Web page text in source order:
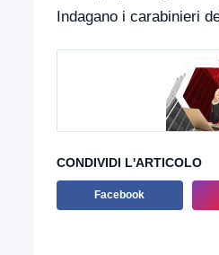
Indagano i carabinieri
CONDIVIDI L'ARTICOLO
Facebook